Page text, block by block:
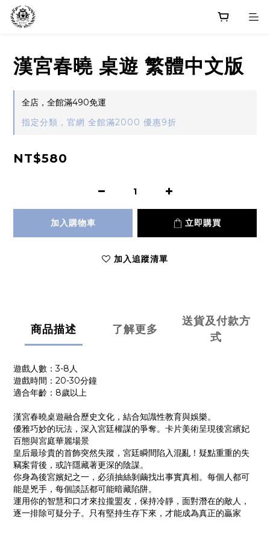
漢宮春曉 桌遊 繁體中文版
全店，全館滿490免運
指定分類，官網 全館滿2000 優惠9折
NT$580
加入購物車 立即購買
加入追蹤清單
商品描述 了解更多
送貨及付款方
式
遊戲人數：3-8人
遊戲時間：20-30分鐘
適合年齡：8歲以上
漢宮春曉桌遊融合歷史文化，結合知識性教育與娛樂。
優雅巧妙的玩法，深入宮廷權謀的爭奪。卡片美術呈現後宮繽妃
百態與宮庭華麗場景
皇后最珍貴的首飾突然失蹤，宮廷瞬間陷入混亂！疑點重重的失
竊案背後，或許隱藏著更深的陰謀。
你身為後宮嬪妃之一，必須抽絲剝繭找出事實真相。每個人都可
能是兇手，每個談話都可能暗藏陷阱。
運用你的智慧和口才來拉攏盟友，保持冷靜，面對潛在的敵人，
逐一排除可疑分子。只有堅持生存下來，才能成為真正的贏家